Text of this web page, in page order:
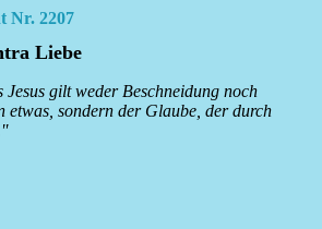
Nr. 2207
Liebe
gilt weder Beschneidung noch
etwas, sondern der Glaube, der durch